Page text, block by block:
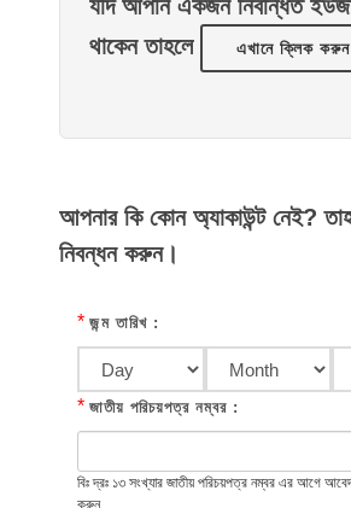
যদি আপনি একজন নিবন্ধিত
থাকেন তাহলে
এখানে ক্লিক করুন
আপনার কি কোন অ্যাকাউন্ট নেই?
নিবন্ধন করুন।
* জন্ম তারিখ :
* জাতীয় পরিচয়পত্র নম্বর :
বিঃ দ্রঃ ১৩ সংখ্যার জাতীয় পরিচয়পত্র নম্বর এর আগে
করুন